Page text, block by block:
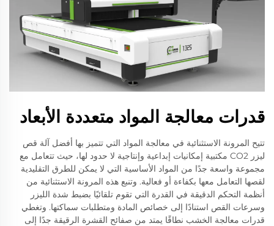
قدرات معالجة المواد متعددة الأبعاد
تتيح المرونة الاستثنائية في معالجة المواد التي تتميز بها أفضل آلة قص
ليزر CO2 مكتبية إمكانيات إبداعية وإنتاجية لا حدود لها، حيث تتعامل مع
مجموعة واسعة جدًا من المواد الأساسية التي لا يمكن للطرق التقليدية
لقصها التعامل معها بكفاءة أو فعالية. وتنبع هذه المرونة الاستثنائية من
أنظمة التحكم الدقيقة في القدرة التي تقوم تلقائيًا بضبط شدة الليزر
وسرعات القص استنادًا إلى خصائص المادة ومتطلبات سماكتها. وتغطي
قدرات معالجة الخشب نطاقًا يمتد من صفائح القشرة الرقيقة جدًا إلى